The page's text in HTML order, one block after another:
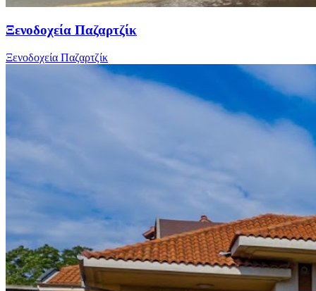
Ξενοδοχεία Παζαρτζίκ
Ξενοδοχεία Παζαρτζίκ